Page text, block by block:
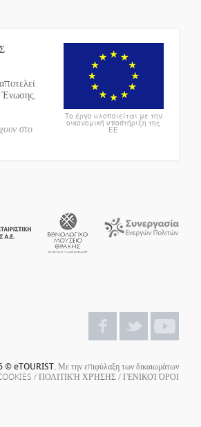
στο
Το έργο υλοποιείται με την
οικονομική υποστήριξη της
ΕΕ
© eTOURIST.Με την επιφύλαξη των δικαιωμάτων
/ΠΟΛΙΤΙΚΉ ΧΡΉΣΗΣ/ΓΕΝΙΚΟΊ ΌΡΟΙ